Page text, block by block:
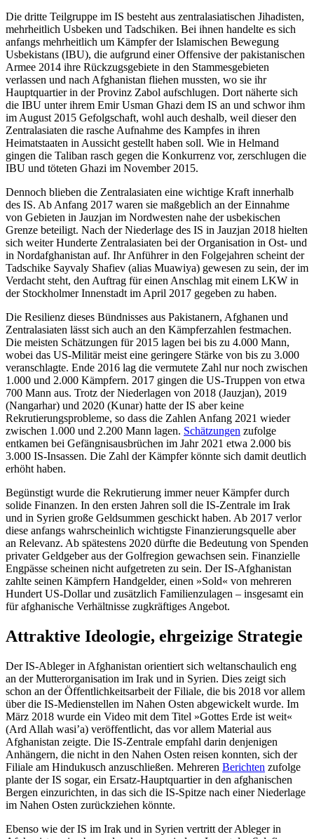
Die dritte Teilgruppe im IS besteht aus zentralasiatischen Jihadisten,
mehrheitlich Usbeken und Tadschiken. Bei ihnen han­del­te es sich
anfangs mehrheitlich um Kämp­fer der Islamischen Bewegung
Usbekistans (IBU), die aufgrund einer Offensive der pakistanischen
Armee 2014 ihre Rückzugsgebiete in den Stammesgebieten
verlassen und nach Afghanistan fliehen mussten, wo sie ihr
Hauptquartier in der Provinz Zabol auf­schlugen. Dort näherte sich
die IBU unter ihrem Emir Usman Ghazi dem IS an und schwor ihm
im August 2015 Gefolgschaft, wohl auch deshalb, weil dieser den
Zentralasiaten die rasche Aufnahme des Kampfes in ihren
Heimatstaaten in Aus­sicht gestellt haben soll. Wie in Helmand
gingen die Taliban rasch gegen die Konkur­renz vor, zerschlugen die
IBU und töteten Ghazi im November 2015.
Dennoch blieben die Zentralasiaten eine wichtige Kraft innerhalb
des IS. Ab Anfang 2017 waren sie maßgeblich an der Einnah­me
von Gebieten in Jauzjan im Nordwesten nahe der usbekischen
Grenze beteiligt. Nach der Niederlage des IS in Jauzjan 2018 hiel­ten
sich weiter Hunderte Zentralasiaten bei der Organisation in Ost- und
in Nordafghanistan auf. Ihr Anführer in den Folgejahren scheint der
Tadschike Sayvaly Shafiev (alias Muawiya) gewesen zu sein, der im
Verdacht steht, den Auftrag für einen Anschlag mit einem LKW in
der Stockholmer Innenstadt im April 2017 gegeben zu haben.
Die Resilienz dieses Bündnisses aus Pakis­tanern, Afghanen und
Zentralasiaten lässt sich auch an den Kämpferzahlen fest­machen.
Die meisten Schätzungen für 2015 lagen bei bis zu 4.000 Mann,
wobei das US-Militär meist eine geringere Stärke von bis zu 3.000
veranschlagte. Ende 2016 lag die vermutete Zahl nur noch zwischen
1.000 und 2.000 Kämpfern. 2017 gingen die US-Truppen von etwa
700 Mann aus. Trotz der Niederlagen von 2018 (Jauzjan), 2019
(Nan­garhar) und 2020 (Kunar) hatte der IS aber keine
Rekrutierungsprobleme, so dass die Zahlen Anfang 2021 wieder
zwischen 1.000 und 2.200 Mann lagen. Schätzungen zu­folge
entkamen bei Gefängnisausbrüchen im Jahr 2021 etwa 2.000 bis
3.000 IS-Insas­sen. Die Zahl der Kämpfer könnte sich da­mit deutlich
erhöht haben.
Begünstigt wurde die Rekrutierung immer neuer Kämpfer durch
solide Finanzen. In den ersten Jahren soll die IS-Zentrale im Irak
und in Syrien große Geldsummen ge­schickt haben. Ab 2017 verlor
diese anfangs wahrscheinlich wichtigste Finanzierungsquelle aber
an Relevanz. Ab spätestens 2020 dürfte die Bedeutung von Spenden
privater Geldgeber aus der Golfregion gewachsen sein. Finanzielle
Engpässe scheinen nicht aufgetreten zu sein. Der IS-Afghanistan
zahlte seinen Kämpfern Handgelder, einen »Sold« von mehreren
Hundert US-Dollar und zusätzlich Familienzulagen – insgesamt ein
für afghanische Verhältnisse zugkräf­tiges Angebot.
Attraktive Ideologie, ehrgeizige Strategie
Der IS-Ableger in Afghanistan orientiert sich weltanschaulich eng
an der Mutterorganisation im Irak und in Syrien. Dies zeigt sich
schon an der Öffentlichkeitsarbeit der Filiale, die bis 2018 vor allem
über die IS-Medien­stellen im Nahen Osten abgewickelt wurde. Im
März 2018 wurde ein Video mit dem Ti­tel »Gottes Erde ist weit«
(Ard Allah wasi’a) ver­öffentlicht, das vor allem Material aus
Afghanistan zeigte. Die IS-Zentrale empfahl darin denjenigen
Anhängern, die nicht in den Nahen Osten reisen konnten, sich der
Filiale am Hindukusch anzuschließen. Meh­reren Berichten zufolge
plante der IS sogar, ein Ersatz-Hauptquartier in den afgha­nischen
Bergen einzurichten, in das sich die IS-Spitze nach einer Niederlage
im Nahen Osten zurückziehen könnte.
Ebenso wie der IS im Irak und in Syrien vertritt der Ableger in